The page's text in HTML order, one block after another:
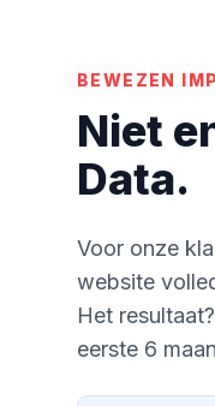
BEWEZEN
Niet
Data.
Voor onze
website
Het
eerste 6